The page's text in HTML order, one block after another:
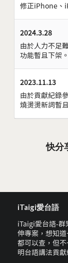
修正iPhone、
2024.3.28
由於人力不足
功能暫且下架。
2023.11.13
由於貢獻紀錄
燒燙燙新詞暫
快分
iTaigi愛台語
iTaigi愛台語-群
伸專案，想知
都可以查，但
明台語講法貢